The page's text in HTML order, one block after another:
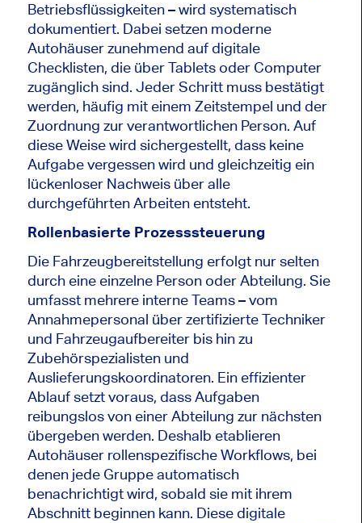
Betriebsflüssigkeiten – wird systematisch
dokumentiert. Dabei setzen moderne
Autohäuser zunehmend auf digitale
Checklisten, die über Tablets oder Computer
zugänglich sind. Jeder Schritt muss bestätigt
werden, häufig mit einem Zeitstempel und der
Zuordnung zur verantwortlichen Person. Auf
diese Weise wird sichergestellt, dass keine
Aufgabe vergessen wird und gleichzeitig ein
lückenloser Nachweis über alle
durchgeführten Arbeiten entsteht.
Rollenbasierte Prozesssteuerung
Die Fahrzeugbereitstellung erfolgt nur selten
durch eine einzelne Person oder Abteilung. Sie
umfasst mehrere interne Teams – vom
Annahmepersonal über zertifizierte Techniker
und Fahrzeugaufbereiter bis hin zu
Zubehörspezialisten und
Auslieferungskoordinatoren. Ein effizienter
Ablauf setzt voraus, dass Aufgaben
reibungslos von einer Abteilung zur nächsten
übergeben werden. Deshalb etablieren
Autohäuser rollenspezifische Workflows, bei
denen jede Gruppe automatisch
benachrichtigt wird, sobald sie mit ihrem
Abschnitt beginnen kann. Diese digitale